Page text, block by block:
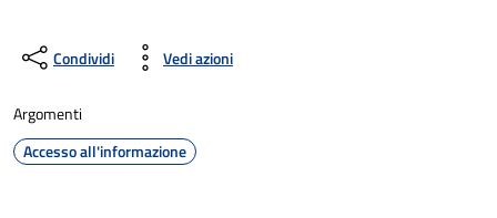
Condividi Vedi azioni
Argomenti
Accesso all'informazione